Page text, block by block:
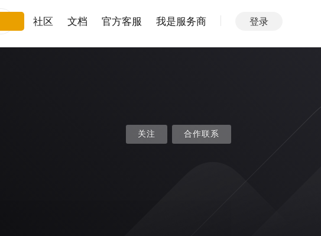
社区 文档 官方客服 我是服务商 登录
关注 合作联系